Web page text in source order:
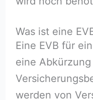
Was ist eine
Eine EVB für
eine
werden von